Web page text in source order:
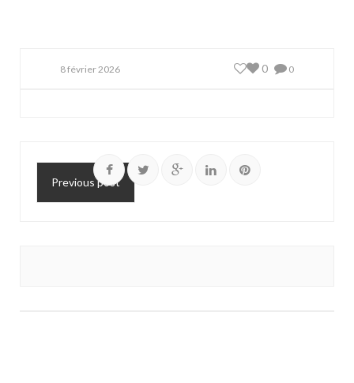
8 février 2026 0
0
Previous post